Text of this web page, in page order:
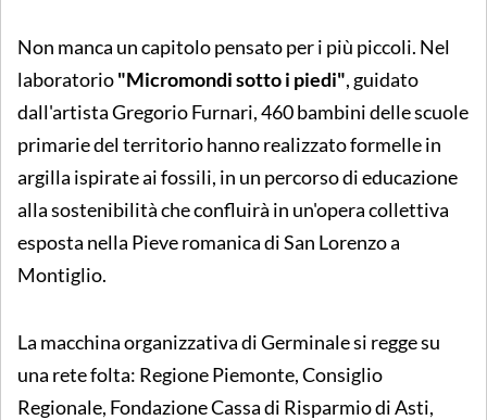
Non manca un capitolo pensato per i più piccoli. Nel
laboratorio"Micromondi sotto i piedi", guidato
dall'artista Gregorio Furnari, 460 bambini delle scuole
primarie del territorio hanno realizzato formelle in
argilla ispirate ai fossili, in un percorso di educazione
alla sostenibilità che confluirà in un'opera collettiva
esposta nella Pieve romanica di San Lorenzo a
Montiglio.
La macchina organizzativa di Germinale si regge su
una rete folta: Regione Piemonte, Consiglio
Regionale, Fondazione Cassa di Risparmio di Asti,